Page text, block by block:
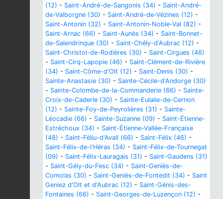
(12) - Saint-André-de-Sangonis (34) - Saint-André-
de-Valborgne (30) - Saint-André-de-Vézines (12) -
Saint-Antonin (32) - Saint-Antonin-Noble-Val (82) -
Saint-Arnac (66) - Saint-Aunès (34) - Saint-Bonnet-
de-Salendrinque (30) - Saint-Chély-d'Aubrac (12) -
Saint-Christol-de-Rodières (30) - Saint-Cirgues (46)
- Saint-Cirq-Lapopie (46) - Saint-Clément-de-Rivière
(34) - Saint-Côme-d'Olt (12) - Saint-Denis (30) -
Sainte-Anastasie (30) - Sainte-Cécile-d'Andorge (30)
- Sainte-Colombe-de-la-Commanderie (66) - Sainte-
Croix-de-Caderle (30) - Sainte-Eulalie-de-Cernon
(12) - Sainte-Foy-de-Peyrolières (31) - Sainte-
Léocadie (66) - Sainte-Suzanne (09) - Saint-Étienne-
Estréchoux (34) - Saint-Étienne-Vallée-Française
(48) - Saint-Féliu-d'Avall (66) - Saint-Félix (46) -
Saint-Félix-de-l'Héras (34) - Saint-Félix-de-Tournegat
(09) - Saint-Félix-Lauragais (31) - Saint-Gaudens (31)
- Saint-Gély-du-Fesc (34) - Saint-Geniès-de-
Comolas (30) - Saint-Geniès-de-Fontedit (34) - Saint
Geniez d'Olt et d'Aubrac (12) - Saint-Génis-des-
Fontaines (66) - Saint-Georges-de-Luzençon (12) -